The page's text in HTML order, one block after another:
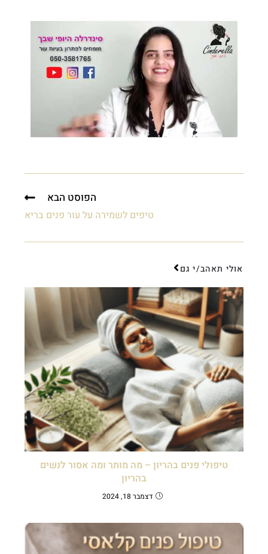
הפוסט הבא
טיפים לשמירה על עור פנים בריא
אולי תאהב/י גם
טיפולי פנים בהריון – מה מותר ומה אסור לנשים
בהריון
דצמבר 18, 2024